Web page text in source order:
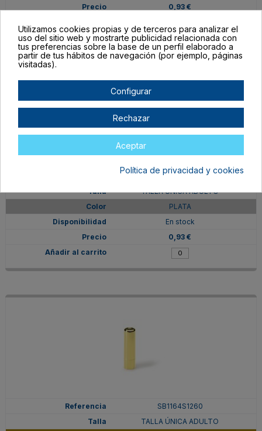
0,93 €
SB1164S1251
TALLA ÚNICA ADULTO
PLATA
En stock
0,93 €
SB1164S1260
TALLA ÚNICA ADULTO
Utilizamos cookies propias y de terceros para analizar el
uso del sitio web y mostrarte publicidad relacionada con
tus preferencias sobre la base de un perfil elaborado a
partir de tus hábitos de navegación (por ejemplo, páginas
visitadas).
Configurar
Rechazar
Aceptar
Política de privacidad y cookies